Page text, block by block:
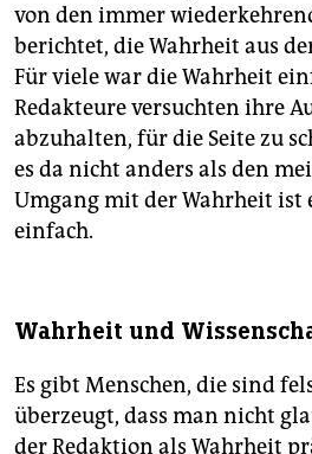
von den immer
berichtet, die Wahrheit aus
Für viele war die Wahrheit
Redakteure versuchten ihre
abzuhalten, für die Seite zu
es da nicht anders als den
Umgang mit der Wahrheit ist
einfach.
Wahrheit und
Es gibt Menschen, die sind
überzeugt, dass man nicht
der Redaktion als Wahrheit